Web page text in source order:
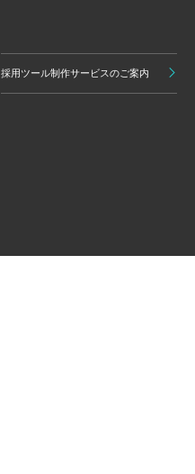
採用ツール制作サービスのご案内